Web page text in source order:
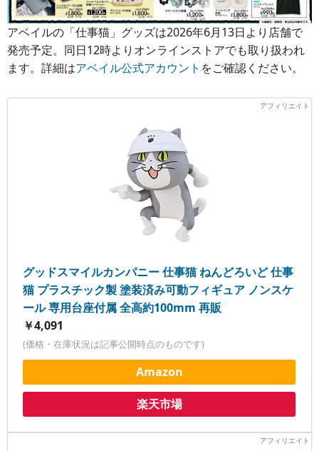
アベイルの「仕事猫」グッズは2026年6月13日より店舗で
発売予定。同日12時よりオンラインストアでも取り扱われ
ます。詳細はアベイル公式アカウント をご確認ください。
グッドスマイルカンパニー 仕事猫 ねんどろいど 仕事
猫 プラスチック製 塗装済み可動フィギュア ノンスケ
ール 専用台座付属 全高約100mm 再販
￥4,091
(価格・在庫状況は記事公開時点のものです)
Amazon
楽天市場